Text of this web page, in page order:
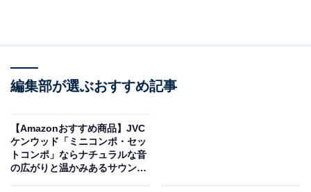
ハイコーキのトリマ「M3608DA」は現在5％オフの特別
価格・税込2万4040円で購入することが可能です。
この商品のおすすめポイントは？
編集部が選ぶおすすめ記事
【Amazonおすすめ商品】JVC
ケンウッド「ミニコンポ・セッ
トコンポ」ならナチュラルな音
の広がりと温かみあるサウンド